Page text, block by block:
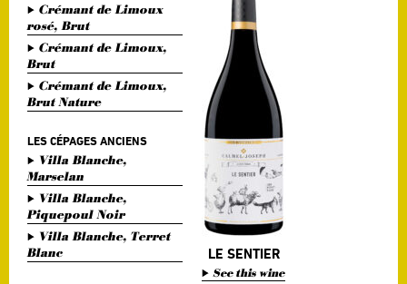
Crémant de Limoux
rosé, Brut
Crémant de Limoux,
Brut
Crémant de Limoux,
Brut Nature
LES CÉPAGES ANCIENS
Villa Blanche,
Marselan
Villa Blanche,
Piquepoul Noir
Villa Blanche, Terret
Blanc
LE SENTIER
See this wine